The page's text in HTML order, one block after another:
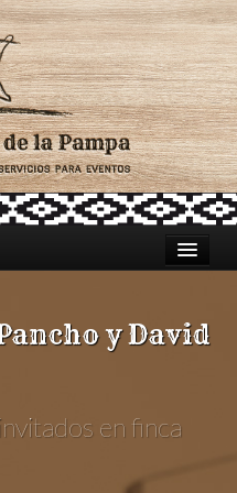
y David
en finca